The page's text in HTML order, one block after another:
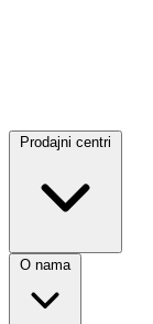
Prodajni centri
O nama